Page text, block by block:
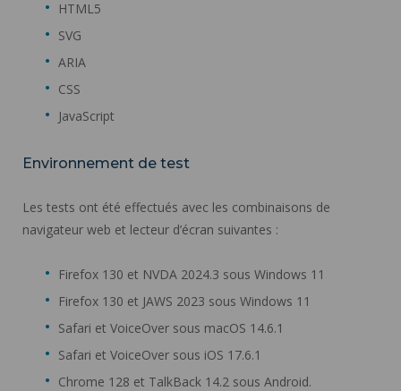
HTML5
SVG
ARIA
CSS
JavaScript
Environnement de test
Les tests ont été effectués avec les combinaisons de
navigateur web et lecteur d’écran suivantes :
Firefox 130 et NVDA 2024.3 sous Windows 11
Firefox 130 et JAWS 2023 sous Windows 11
Safari et VoiceOver sous macOS 14.6.1
Safari et VoiceOver sous iOS 17.6.1
Chrome 128 et TalkBack 14.2 sous Android.